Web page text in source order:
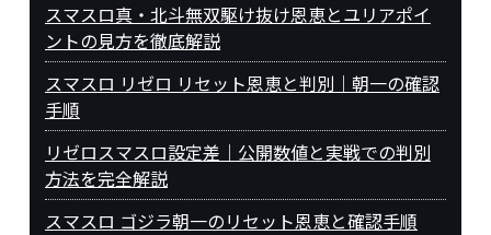
スマスロ真・北斗無双駆け抜け恩恵とユリアポイ
ントの見方を徹底解説
スマスロ リゼロ リセット恩恵と判別｜朝一の確認
手順
リゼロスマスロ設定差｜公開数値と実戦での判別
方法を完全解説
スマスロ ゴジラ朝一のリセット恩恵と確認手順